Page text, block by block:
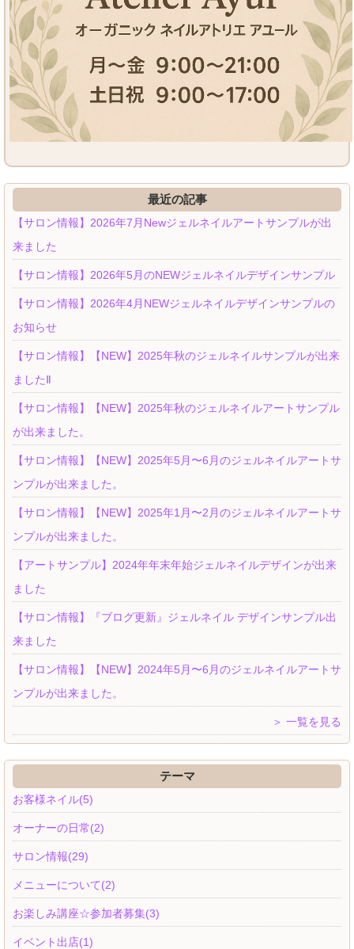
最近の記事
【サロン情報】2026年7月Newジェルネイルアートサンプルが出
来ました
【サロン情報】2026年5月のNEWジェルネイルデザインサンプル
【サロン情報】2026年4月NEWジェルネイルデザインサンプルの
お知らせ
【サロン情報】【NEW】2025年秋のジェルネイルサンプルが出来
ましたⅡ
【サロン情報】【NEW】2025年秋のジェルネイルアートサンプル
が出来ました。
【サロン情報】【NEW】2025年5月〜6月のジェルネイルアートサ
ンプルが出来ました。
【サロン情報】【NEW】2025年1月〜2月のジェルネイルアートサ
ンプルが出来ました。
【アートサンプル】2024年年末年始ジェルネイルデザインが出来
ました
【サロン情報】『ブログ更新』ジェルネイル デザインサンプル出
来ました
【サロン情報】【NEW】2024年5月〜6月のジェルネイルアートサ
ンプルが出来ました。
＞ 一覧を見る
テーマ
お客様ネイル(5)
オーナーの日常(2)
サロン情報(29)
メニューについて(2)
お楽しみ講座☆参加者募集(3)
イベント出店(1)